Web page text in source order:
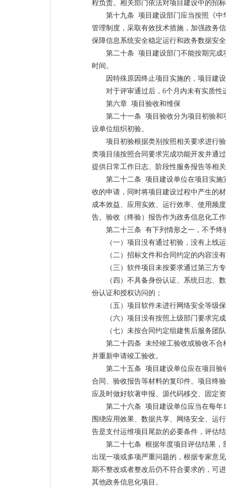
程负责。相关部门依法对项目建设中的招
第十九条 项目建设部门应当按照《中
管理制度，采取有效技术措施，加强政务
保障信息系统安全稳定运行和政务数据安
第二十条 项目建设部门不能按期完成
时间。
因特殊原因终止项目实施的，项目建
对于评审通过后，6个月内未有实质
第六章 项目验收和维保
第二十一条 项目验收分为项目初验和
设单位组织初验。
项目初验根据类别按照相关要求进行
类项目须按照合同要求完成功能开发并通
提供日常工作日志、阶段性服务报告等相
第二十二条 项目建设单位在项目实施
收的申请，同时将项目建设过程中产生的
成本效益、应用实效、运行效率、使用频
告。验收（终验）报告作为政务信息化工
第二十三条 有下列情形之一，不予终
（一）项目没有通过初验，没有上线
（二）招标文件和合同约定的内容没
（三）软件项目未按要求通过第三方
（四）不具备身份认证、系统日志、
份认证和授权访问的；
（五）项目软件未进行网络安全等级
（六）项目没有按照上级部门要求完
（七）未按合同约定组建售后服务团
第二十四条 未经竣工验收或验收不合
并重新申请竣工验收。
第二十五条 项目建设单位应在项目验
合同、验收报告等材料的复印件。项目终
应及时做好软著申报、源代码移交、固定
第二十六条 项目建设单位应当在每年
围绕应用效果、数据共享、网络安全、运
告是支付运维项目尾款的必要条件，评估
第二十七条 根据年度项目评估结果，
出现一项或多项严重问题的，根据专家意
期不整改或者整改后仍不符合要求的，可
其他政务信息化项目。